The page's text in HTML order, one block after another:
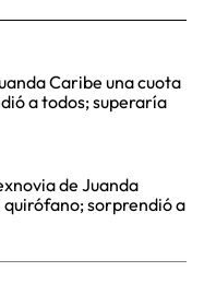
Caribe una cuota
a todos; superaría
de Juanda
sorprendió a